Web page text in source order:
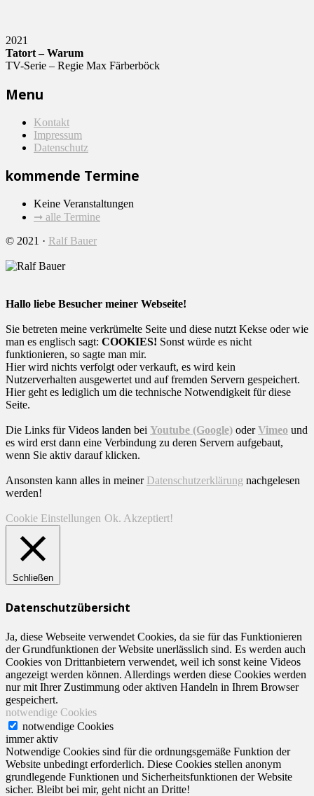
2021
Tatort – Warum
TV-Serie – Regie Max Färberböck
Menu
Kontakt
Impressum
Datenschutz
kommende Termine
Keine Veranstaltungen
➞ alle Termine
© 2021 · Ralf Bauer
Hallo liebe Besucher meiner Webseite!
Sie betreten meine verkrümelte Seite und diese nutzt Kekse oder wie
man es englisch sagt: COOKIES! Sonst würde es nicht
funktionieren, so sagte man mir.
Hier wird nichts verfolgt oder verkauft, es wird kein
Nutzerverhalten ausgewertet und auf fremden Servern gespeichert.
Hier geht es lediglich um die technische Notwendigkeit für diese
Seite.
Die Links für Videos landen bei Youtube (Google) oderVimeo und
es wird erst dann eine Verbindung zu deren Servern aufgebaut,
wenn Sie aktiv darauf klicken.
Ansonsten kann alles in meiner Datenschutzerklärung nachgelesen
werden!
Cookie Einstellungen Ok. Akzeptiert!
Schließen
Datenschutzübersicht
Ja, diese Webseite verwendet Cookies, da sie für das Funktionieren
der Grundfunktionen der Website unerlässlich sind. Es werden auch
Cookies von Drittanbietern verwendet, weil ich sonst keine Videos
angezeigt werden können. Allerdings werden diese Cookies werden
nur mit Ihrer Zustimmung oder aktiven Handeln in Ihrem Browser
gespeichert.
notwendige Cookies
notwendige Cookies
immer aktiv
Notwendige Cookies sind für die ordnungsgemäße Funktion der
Website unbedingt erforderlich. Diese Cookies stellen anonym
grundlegende Funktionen und Sicherheitsfunktionen der Website
sicher. Bleibt bei mir, geht nicht an Dritte!